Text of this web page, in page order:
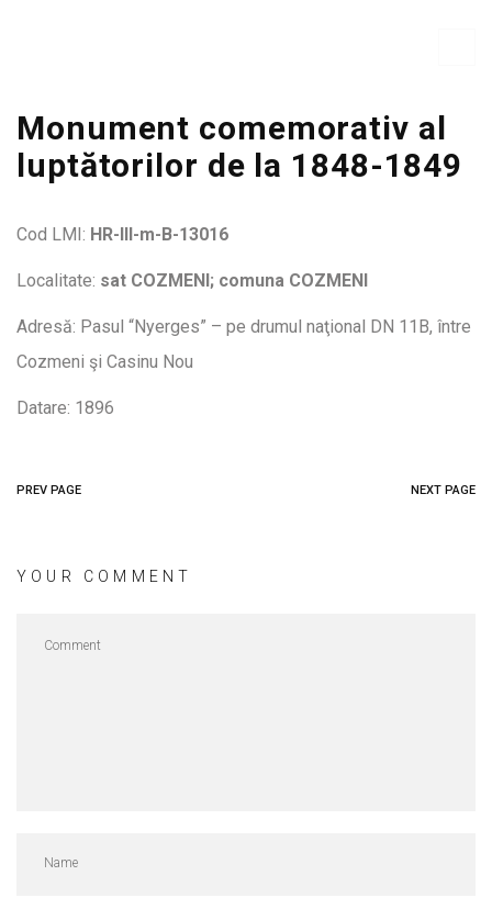
Monument comemorativ al
luptătorilor de la 1848-1849
Cod LMI: HR-III-m-B-13016
Localitate: sat COZMENI; comuna COZMENI
Adresă: Pasul “Nyerges” – pe drumul naţional DN 11B, între
Cozmeni şi Casinu Nou
Datare: 1896
PREV PAGE NEXT PAGE
YOUR COMMENT